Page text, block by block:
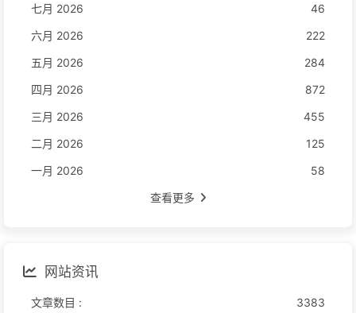
七月 2026
46
六月 2026
222
五月 2026
284
四月 2026
872
三月 2026
455
二月 2026
125
一月 2026
58
查看更多
网站资讯
文章数目 : 3383